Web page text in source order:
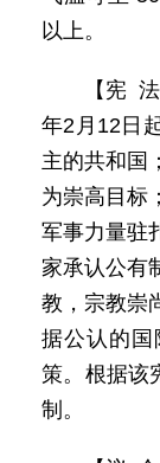
以上。
【宪
年2月12日
主的共和国
为崇高目标
军事力量驻
家承认公有
教，宗教崇
据公认的国
策。根据该
制。